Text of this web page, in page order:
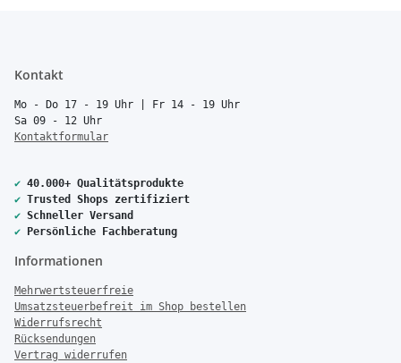
Kontakt
Mo - Do 17 - 19 Uhr | Fr 14 - 19 Uhr
Sa 09 - 12 Uhr
Kontaktformular
✔ 40.000+ Qualitätsprodukte
✔ Trusted Shops zertifiziert
✔ Schneller Versand
✔ Persönliche Fachberatung
Informationen
Mehrwertsteuerfreie
Umsatzsteuerbefreit im Shop bestellen
Widerrufsrecht
Rücksendungen
Vertrag widerrufen